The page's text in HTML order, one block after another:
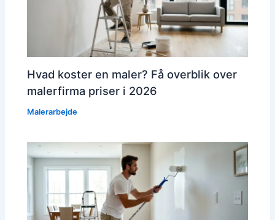
Hvad koster en maler? Få overblik over
malerfirma priser i 2026
Malerarbejde